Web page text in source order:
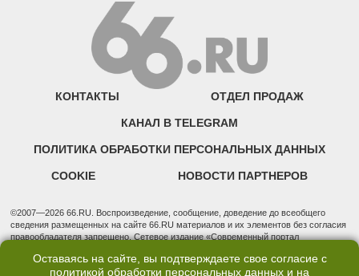
КОНТАКТЫ ОТДЕЛ ПРОДАЖ
КАНАЛ В TELEGRAM
ПОЛИТИКА ОБРАБОТКИ ПЕРСОНАЛЬНЫХ ДАННЫХ
COOKIE НОВОСТИ ПАРТНЕРОВ
©2007—2026 66.RU. Воспроизведение, сообщение, доведение до всеобщего
сведения размещенных на сайте 66.RU материалов и их элементов без согласия
правообладателя запрещено. Сетевое издание «Современный портал
надзору в сфере связи, информационных технологий и массовых коммуникаций
(Роскомнадзор). Регистрационный номер ЭЛ № ФС 77 - 76634 от 02.09.2019
Оставаясь на сайте, вы подтверждаете свое согласие с
политикой обработки персональных данных и на